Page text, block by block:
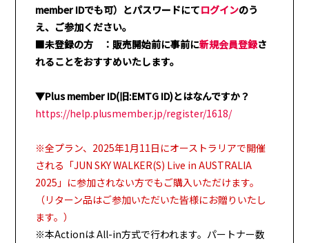
member IDでも可）とパスワードにてログインのう
え、ご参加ください。
■未登録の方 ：販売開始前に事前に新規会員登録さ
れることをおすすめいたします。
▼Plus member ID(旧:EMTG ID)とはなんですか？
https://help.plusmember.jp/register/1618/
※全プラン、2025年1月11日にオーストラリアで開催
される「JUN SKY WALKER(S) Live in AUSTRALIA
2025」に参加されない方でもご購入いただけます。
（リターン品はご参加いただいた皆様にお贈りいたし
ます。）
※本Actionは All-in方式で行われます。パートナー数